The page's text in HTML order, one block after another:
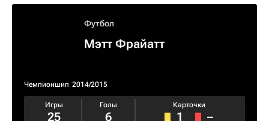
Футбол
Мэтт Фрайатт
Чемпионшип 2014/2015
Игры
25
Голы
6
Карточки
1 –